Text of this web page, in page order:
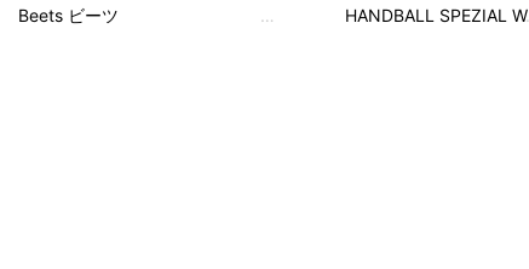
Beets ビーツ
HANDBALL SPEZIAL W